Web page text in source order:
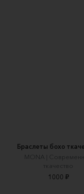
Браслеты бохо
MONA |
ткачество
1000 ₽